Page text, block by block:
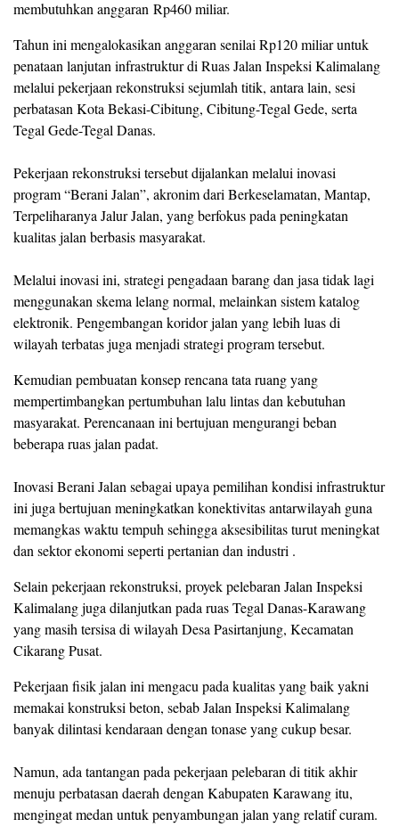
membutuhkan anggaran Rp460 miliar.
Tahun ini mengalokasikan anggaran senilai Rp120 miliar untuk
penataan lanjutan infrastruktur di Ruas Jalan Inspeksi Kalimalang
melalui pekerjaan rekonstruksi sejumlah titik, antara lain, sesi
perbatasan Kota Bekasi-Cibitung, Cibitung-Tegal Gede, serta
Tegal Gede-Tegal Danas.
Pekerjaan rekonstruksi tersebut dijalankan melalui inovasi
program “Berani Jalan”, akronim dari Berkeselamatan, Mantap,
Terpeliharanya Jalur Jalan, yang berfokus pada peningkatan
kualitas jalan berbasis masyarakat.
Melalui inovasi ini, strategi pengadaan barang dan jasa tidak lagi
menggunakan skema lelang normal, melainkan sistem katalog
elektronik. Pengembangan koridor jalan yang lebih luas di
wilayah terbatas juga menjadi strategi program tersebut.
Kemudian pembuatan konsep rencana tata ruang yang
mempertimbangkan pertumbuhan lalu lintas dan kebutuhan
masyarakat. Perencanaan ini bertujuan mengurangi beban
beberapa ruas jalan padat.
Inovasi Berani Jalan sebagai upaya pemilihan kondisi infrastruktur
ini juga bertujuan meningkatkan konektivitas antarwilayah guna
memangkas waktu tempuh sehingga aksesibilitas turut meningkat
dan sektor ekonomi seperti pertanian dan industri .
Selain pekerjaan rekonstruksi, proyek pelebaran Jalan Inspeksi
Kalimalang juga dilanjutkan pada ruas Tegal Danas-Karawang
yang masih tersisa di wilayah Desa Pasirtanjung, Kecamatan
Cikarang Pusat.
Pekerjaan fisik jalan ini mengacu pada kualitas yang baik yakni
memakai konstruksi beton, sebab Jalan Inspeksi Kalimalang
banyak dilintasi kendaraan dengan tonase yang cukup besar.
Namun, ada tantangan pada pekerjaan pelebaran di titik akhir
menuju perbatasan daerah dengan Kabupaten Karawang itu,
mengingat medan untuk penyambungan jalan yang relatif curam.